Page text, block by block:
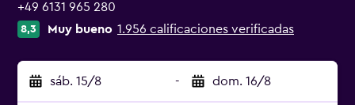
+49 6131 965 280
8,3 Muy bueno 1.956 calificaciones verificadas
sáb. 15/8 - dom. 16/8